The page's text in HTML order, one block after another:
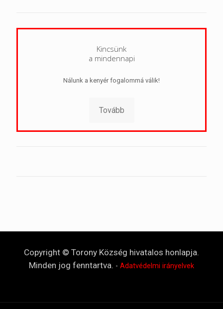
Kincsünk
a mindennapi
Nálunk a kenyér fogalommá válik!
Tovább
Copyright © Torony Község hivatalos honlapja.
Minden jog fenntartva. - Adatvédelmi irányelvek